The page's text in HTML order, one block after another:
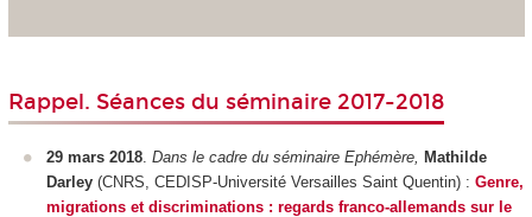
Rappel. Séances du séminaire 2017-2018
29 mars 2018 Dans le cadre du séminaire Ephémère,
Mathilde
Darley (CNRS, CEDISP-Université Versailles Saint Quentin) : Genre,
migrations et discriminations : regards franco-allemands sur le